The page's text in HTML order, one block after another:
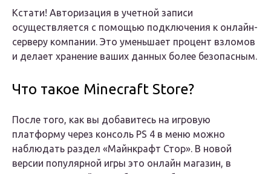
Кстати! Авторизация в учетной записи
осуществляется с помощью подключения к онлайн-
серверу компании. Это уменьшает процент взломов
и делает хранение ваших данных более безопасным.
Что такое Minecraft Store?
После того, как вы добавитесь на игровую
платформу через консоль PS 4 в меню можно
наблюдать раздел «Майнкрафт Стор». В новой
версии популярной игры это онлайн магазин, в